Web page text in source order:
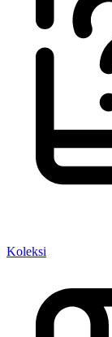
Koleksi